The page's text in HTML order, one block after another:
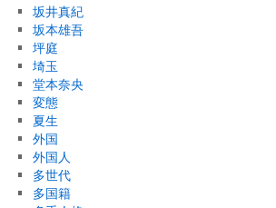
坂井真紀
坂本雄吾
坪庭
埼玉
堂本奈央
変態
夏生
外国
外国人
多世代
多国籍